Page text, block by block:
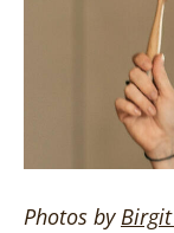
Photos byBirgit